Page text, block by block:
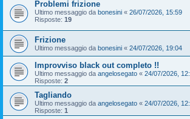
Problemi frizione
Ultimo messaggio da bonesini « 26/07/2026, 15:59
Risposte: 19
Frizione
Ultimo messaggio da bonesini « 24/07/2026, 19:04
Improvviso black out completo !!
Ultimo messaggio da angelosegato « 24/07/2026,
Risposte: 2
Tagliando
Ultimo messaggio da angelosegato « 24/07/2026,
Risposte: 1